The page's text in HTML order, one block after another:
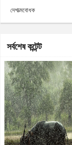
দেশাত্মবোধক
সর্বশেষ কন্টেন্ট